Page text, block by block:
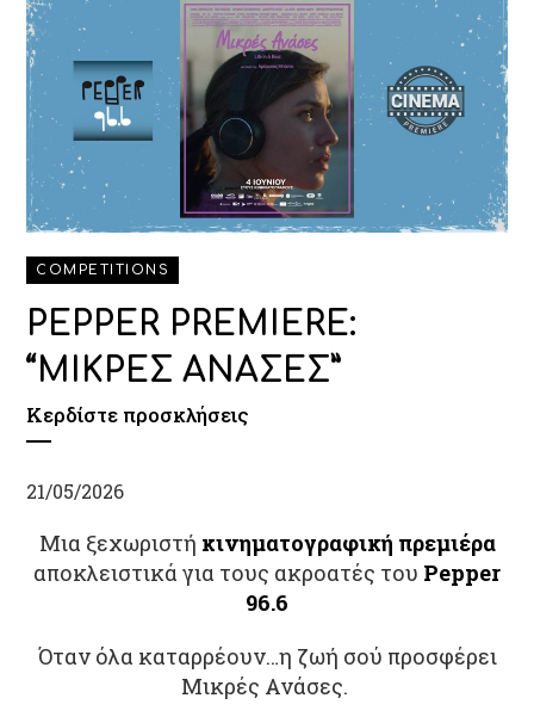
COMPETITIONS
PEPPER PREMIERE:
“ΜΙΚΡΕΣ ΑΝΑΣΕΣ”
Κερδίστε προσκλήσεις
21/05/2026
Μια ξεχωριστή κινηματογραφική πρεμιέρα
αποκλειστικά για τους ακροατές του Pepper
96.6
Όταν όλα καταρρέουν…η ζωή σού προσφέρει
Μικρές Ανάσες.